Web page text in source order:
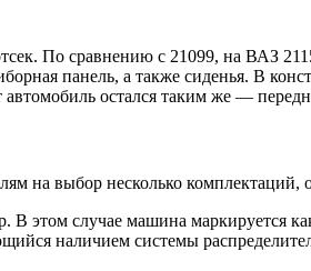
По сравнению с 21099, на ВАЗ
панель, а также сиденья. В
автомобиль остался таким же —
на выбор несколько комплектаций,
В этом случае машина маркируется
наличием системы